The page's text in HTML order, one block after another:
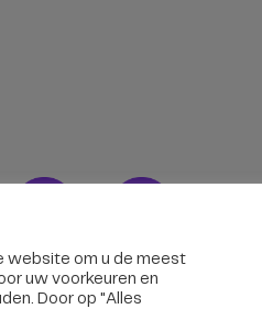
Radio & TV
website om u de meest
uw voorkeuren en
Door op "Alles